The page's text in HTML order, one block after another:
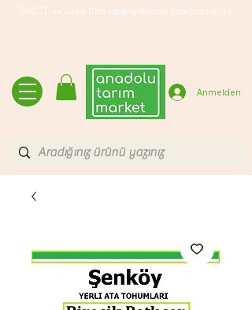
500 TL ve üzeri tüm siparişlerinde ücretsiz kargo
Anmelden